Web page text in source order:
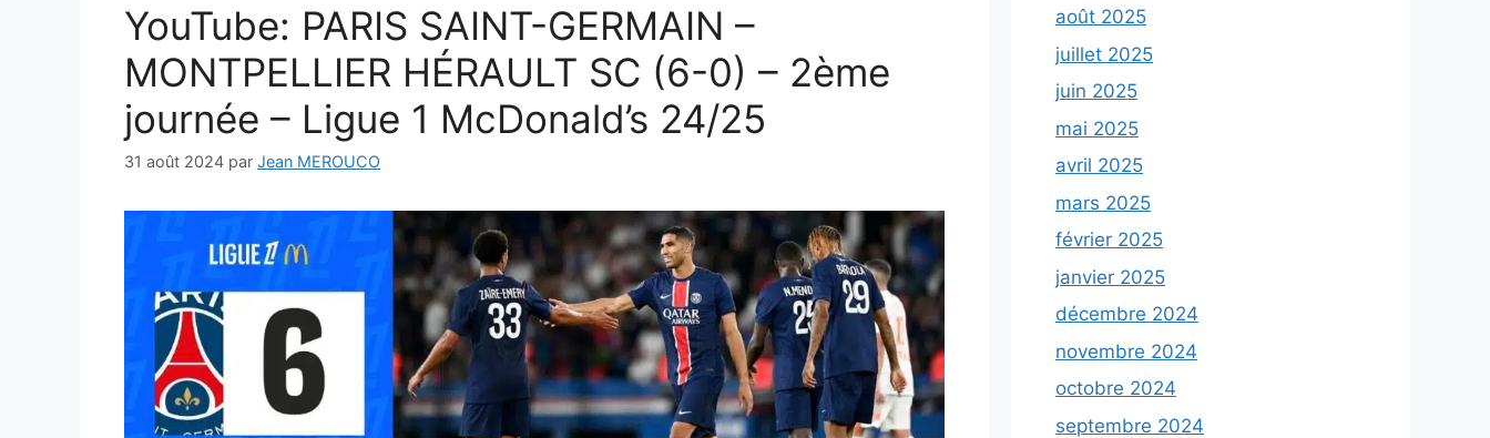
YouTube: PARIS SAINT-GERMAIN –
MONTPELLIER HÉRAULT SC (6-0) – 2ème
journée – Ligue 1 McDonald’s 24/25
31 août 2024 par Jean MEROUCO
août 2025
juillet 2025
juin 2025
mai 2025
avril 2025
mars 2025
février 2025
janvier 2025
décembre 2024
novembre 2024
octobre 2024
septembre 2024